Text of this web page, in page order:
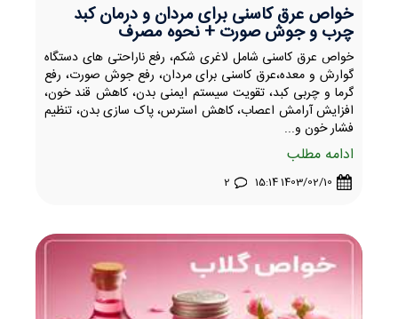
خواص عرق کاسنی برای مردان و درمان کبد
چرب و جوش صورت + نحوه مصرف
خواص عرق کاسنی شامل لاغری شکم، رفع ناراحتی های دستگاه
گوارش و معده،عرق کاسنی برای مردان، رفع جوش صورت، رفع
گرما و چربی کبد، تقویت سیستم ایمنی بدن، کاهش قند خون،
افزایش آرامش اعصاب، کاهش استرس، پاک سازی بدن، تنظیم
فشار خون و...
ادامه مطلب
1403/02/10 15:14
2